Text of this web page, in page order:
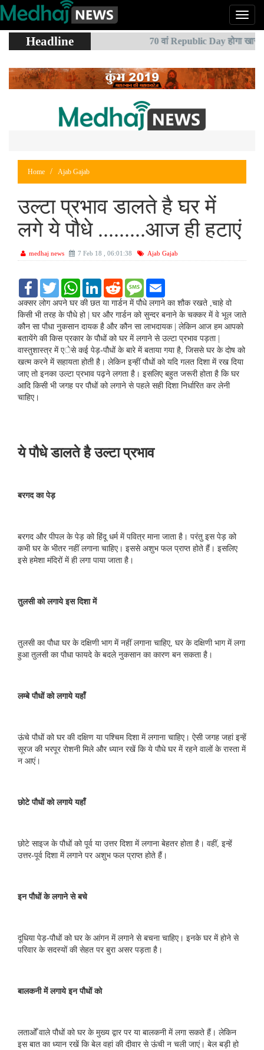
Headline
से BJP को खुश 70 वां Republic Day होगा खास
Home Ajab Gajab
उल्टा प्रभाव डालते है घर में
लगे ये पौधे .........आज ही हटाएं
medhaj news 7 Feb 18 , 06:01:38 Ajab Gajab
F
c
e
b
o
o
k
T
w
i
t
t
e
r
W
a
t
s
A
p
p
L
n
k
e
d
I
n
R
d
d
i
t
S
M
S
a
i
अक्सर लोग अपने घर की छत या गार्डन में पौधे लगाने का शौक रखते ,चाहे वो
किसी भी तरह के पौधे हो | घर और गार्डन को सुन्दर बनाने के चक्कर में वे भूल जाते
कौन सा पौधा नुकसान दायक है और कौन सा लाभदायक | लेकिन आज हम आपको
बतायेंगे की किस प्रकार के पौधों को घर में लगाने से उल्टा प्रभाव पड़ता |
वास्तुशास्त्र में एेसे कई पेड़-पौधों के बारे में बताया गया है, जिससे घर के दोष को
खत्म करने में सहायता होती है। लेकिन इन्हीं पौधों को यदि गलत दिशा में रख दिया
जाए तो इनका उल्टा प्रभाव पढ़ने लगता है। इसलिए बहुत जरूरी होता है कि घर
आदि किसी भी जगह पर पौधों को लगाने से पहले सही दिशा निर्धारित कर लेनी
चाहिए।
ये पौधे डालते है उल्टा प्रभाव
बरगद का पेड़
बरगद और पीपल के पेड़ को हिंदू धर्म में पवित्र माना जाता है। परंतु इस पेड़ को
कभी घर के भीतर नहीं लगाना चाहिए। इससे अशुभ फल प्राप्त होते हैं। इसलिए
इसे हमेशा मंदिरों में ही लगा पाया जाता है।
तुलसी को लगाये इस दिशा में
तुलसी का पौधा घर के दक्षिणी भाग में नहीं लगाना चाहिए, घर के दक्षिणी भाग में लगा
हुआ तुलसी का पौधा फायदे के बदले नुकसान का कारण बन सकता है।
लम्बे पौधों को लगाये यहाँ
ऊंचे पौधों को घर की दक्षिण या पश्चिम दिशा में लगाना चाहिए। ऐसी जगह जहां इन्हें
सूरज की भरपूर रोशनी मिले और ध्यान रखें कि ये पौधे घर में रहने वालों के रास्ता में
न आएं।
छोटे पौधों को लगाये यहाँ
छोटे साइज के पौधों को पूर्व या उत्तर दिशा में लगाना बेहतर होता है। वहीं, इन्हें
उत्तर-पूर्व दिशा में लगाने पर अशुभ फल प्राप्त होते हैं।
इन पौधों के लगाने से बचे
दूधिया पेड़-पौधों को घर के आंगन में लगाने से बचना चाहिए। इनके घर में होने से
परिवार के सदस्यों की सेहत पर बुरा असर पड़ता है।
बालकनी में लगाये इन पौधों को
लताओँ वाले पौधों को घर के मुख्य द्वार पर या बालकनी में लगा सकते हैं। लेकिन
इस बात का ध्यान रखें कि बेल वहां की दीवार से ऊंची न चली जाएं। बेल बड़ी हो